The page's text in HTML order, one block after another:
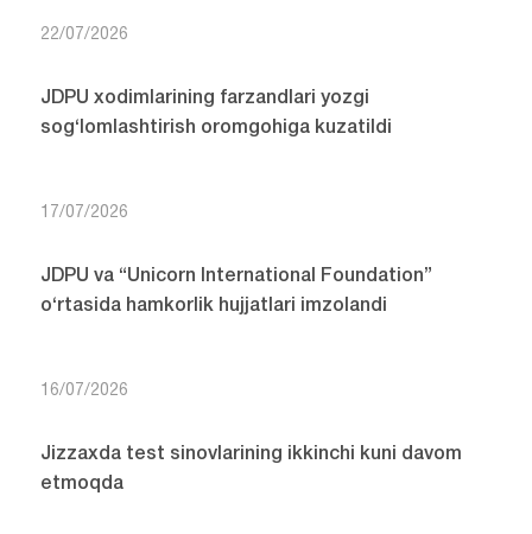
22/07/2026
JDPU xodimlarining farzandlari yozgi
sog‘lomlashtirish oromgohiga kuzatildi
17/07/2026
JDPU va “Unicorn International Foundation”
o‘rtasida hamkorlik hujjatlari imzolandi
16/07/2026
Jizzaxda test sinovlarining ikkinchi kuni davom
etmoqda